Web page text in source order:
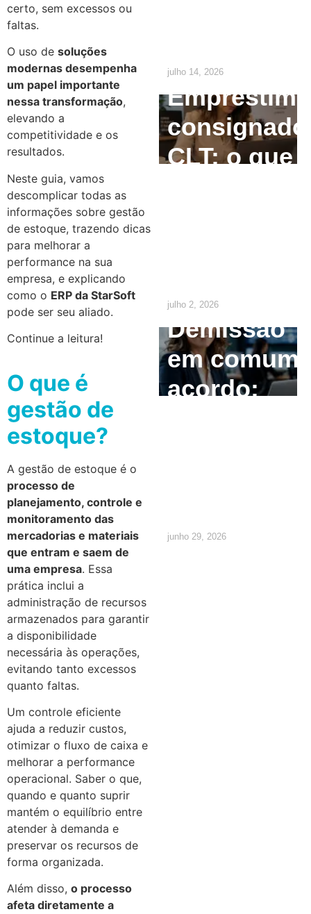
certo, sem excessos ou
faltas.
O uso de soluções
modernas desempenha
um papel importante
nessa transformação,
elevando a
competitividade e os
resultados.
Neste guia, vamos
descomplicar todas as
informações sobre gestão
de estoque, trazendo dicas
para melhorar a
performance na sua
empresa, e explicando
como o ERP da StarSoft
pode ser seu aliado.
Continue a leitura!
O que é
gestão de
estoque?
A gestão de estoque é o
processo de
planejamento, controle e
monitoramento das
mercadorias e materiais
que entram e saem de
uma empresa. Essa
prática inclui a
administração de recursos
armazenados para garantir
a disponibilidade
necessária às operações,
evitando tanto excessos
quanto faltas.
Um controle eficiente
ajuda a reduzir custos,
otimizar o fluxo de caixa e
melhorar a performance
operacional. Saber o que,
quando e quanto suprir
mantém o equilíbrio entre
atender à demanda e
preservar os recursos de
forma organizada.
Além disso, o processo
afeta diretamente a
julho 14, 2026
Empréstimo
consignado
CLT: o que
julho 2, 2026
Demissão
em comum
acordo:
junho 29, 2026